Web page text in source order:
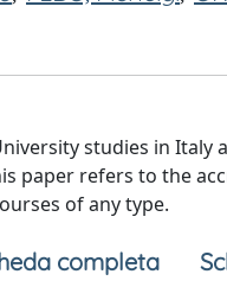
studies in
paper refers to the
of any type.
completa